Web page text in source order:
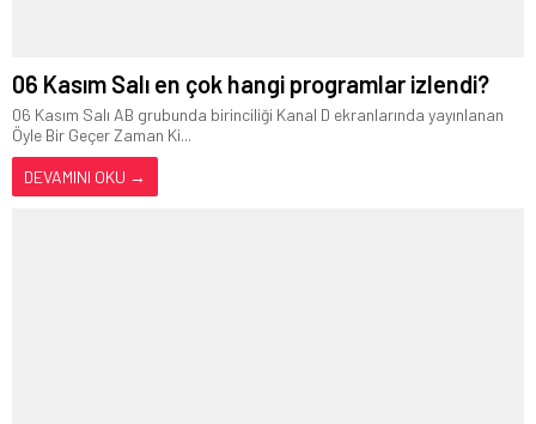
06 Kasım Salı en çok hangi programlar izlendi?
06 Kasım Salı AB grubunda birinciliği Kanal D ekranlarında yayınlanan
Öyle Bir Geçer Zaman Ki...
DEVAMINI OKU →